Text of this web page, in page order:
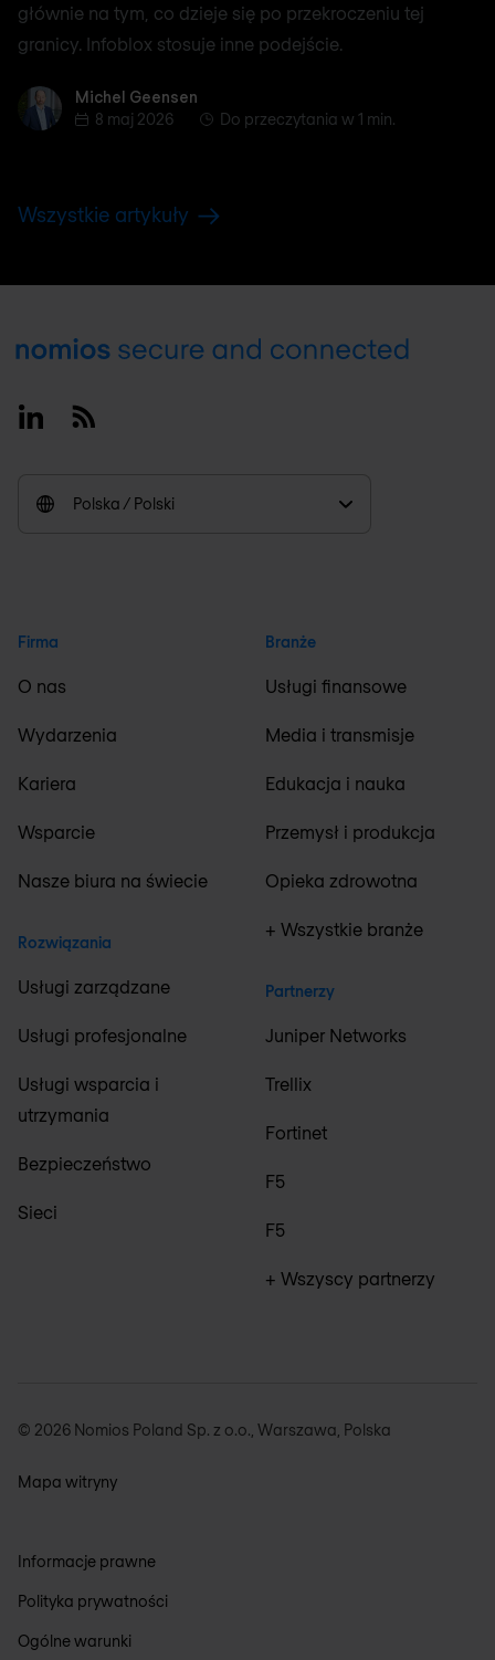
głównie na tym, co dzieje się po przekroczeniu tej
granicy. Infoblox stosuje inne podejście.
Michel Geensen
Michel Geensen
8 maj 2026
Do przeczytania w 1 min.
Wszystkie artykuły
Footer
LinkedinRSS
Polska / Polski
Firma
O nas
Wydarzenia
Kariera
Wsparcie
Nasze biura na świecie
Rozwiązania
Usługi zarządzane
Usługi profesjonalne
Usługi wsparcia i
utrzymania
Bezpieczeństwo
Sieci
Branże
Usługi finansowe
Media i transmisje
Edukacja i nauka
Przemysł i produkcja
Opieka zdrowotna
+ Wszystkie branże
Partnerzy
Juniper Networks
Trellix
Fortinet
F5
F5
+ Wszyscy partnerzy
© 2026 Nomios Poland Sp. z o.o., Warszawa, Polska
Mapa witryny
Informacje prawne
Polityka prywatności
Ogólne warunki